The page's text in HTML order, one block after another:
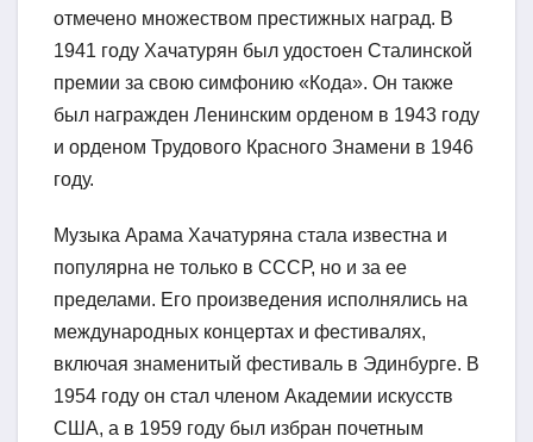
отмечено множеством престижных наград. В
1941 году Хачатурян был удостоен Сталинской
премии за свою симфонию «Кода». Он также
был награжден Ленинским орденом в 1943 году
и орденом Трудового Красного Знамени в 1946
году.
Музыка Арама Хачатуряна стала известна и
популярна не только в СССР, но и за ее
пределами. Его произведения исполнялись на
международных концертах и фестивалях,
включая знаменитый фестиваль в Эдинбурге. В
1954 году он стал членом Академии искусств
США, а в 1959 году был избран почетным